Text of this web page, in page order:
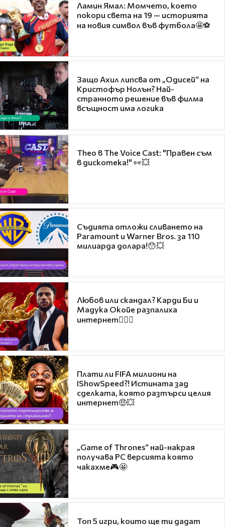
Ламин Ямал: Момчето, което
покори света на 19 — историята
на новия символ във футбола🤩⚽
Защо Ахил липсва от „Одисей“ на
Кристофър Нолън? Най-
странното решение във филма
всъщност има логика
Theo в The Voice Cast: "Правен съм
в дискотека!" 👀💥
Съдията отложи сливането на
Paramount и Warner Bros. за 110
милиарда долара!😯💥
Любов или скандал? Карди Би и
Мадука Окойе разпалиха
интернет❤️‍🔥🔥
Плати ли FIFA милиони на
IShowSpeed?! Истината зад
сделката, която разтърси целия
интернет🤑💥
„Game of Thrones“ най-накрая
получава PC версията която
чакахме🎮🤩
Топ 5 игри, които ще ти дадат